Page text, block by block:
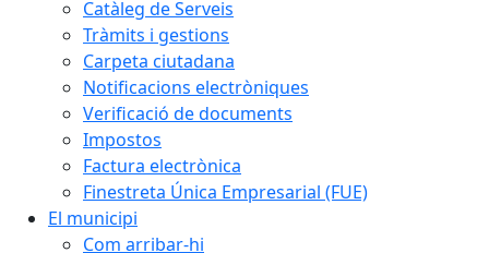
Catàleg de Serveis
Tràmits i gestions
Carpeta ciutadana
Notificacions electròniques
Verificació de documents
Impostos
Factura electrònica
Finestreta Única Empresarial (FUE)
El municipi
Com arribar-hi